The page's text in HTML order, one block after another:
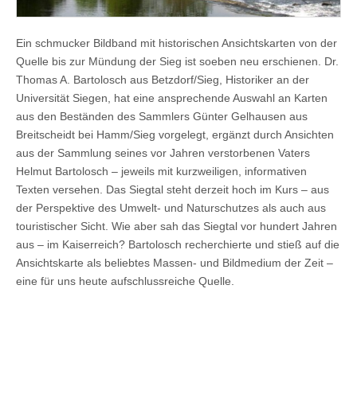
Ein schmucker Bildband mit historischen Ansichtskarten von der
Quelle bis zur Mündung der Sieg ist soeben neu erschienen. Dr.
Thomas A. Bartolosch aus Betzdorf/Sieg, Historiker an der
Universität Siegen, hat eine ansprechende Auswahl an Karten
aus den Beständen des Sammlers Günter Gelhausen aus
Breitscheidt bei Hamm/Sieg vorgelegt, ergänzt durch Ansichten
aus der Sammlung seines vor Jahren verstorbenen Vaters
Helmut Bartolosch – jeweils mit kurzweiligen, informativen
Texten versehen. Das Siegtal steht derzeit hoch im Kurs – aus
der Perspektive des Umwelt- und Naturschutzes als auch aus
touristischer Sicht. Wie aber sah das Siegtal vor hundert Jahren
aus – im Kaiserreich? Bartolosch recherchierte und stieß auf die
Ansichtskarte als beliebtes Massen- und Bildmedium der Zeit –
eine für uns heute aufschlussreiche Quelle.